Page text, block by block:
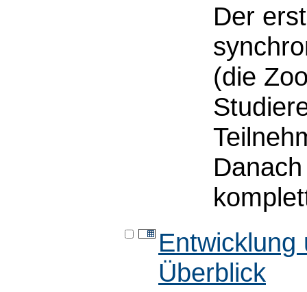
Der
(die
Entwicklung
Überblick